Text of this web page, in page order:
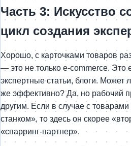
Часть 3: Искусство
цикл создания
Хорошо, с карточками товаров
— это не только e-commerce. Это
экспертные статьи, блоги. Может
же эффективно? Да, но рабочий
другим. Если в случае с
станком», то здесь он скорее
«спарринг-партнер».